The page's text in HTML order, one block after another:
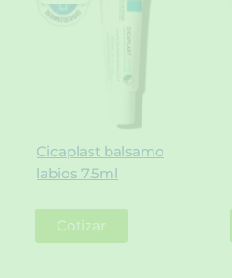
Cicaplast balsamo
labios 7.5ml
Cotizar